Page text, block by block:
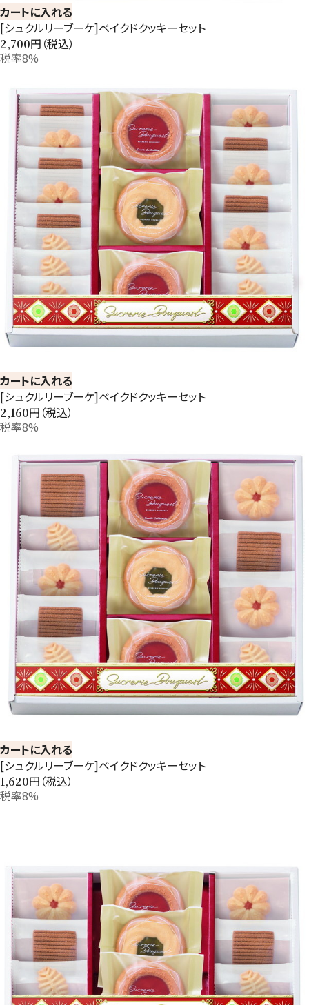
カートに入れる
[シュクルリーブーケ]ベイクドクッキーセット
2,700円（税込）
税率8%
カートに入れる
[シュクルリーブーケ]ベイクドクッキーセット
2,160円（税込）
税率8%
カートに入れる
[シュクルリーブーケ]ベイクドクッキーセット
1,620円（税込）
税率8%